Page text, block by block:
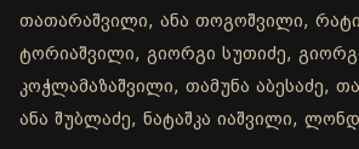
თათარაშვილი, ანა თოგოშვილი,
ტორიაშვილი, გიორგი სუთიძე,
კოჭლამაზაშვილი, თამუნა აბესაძე,
ანა შუბლაძე, ნატაშკა იაშვილი,